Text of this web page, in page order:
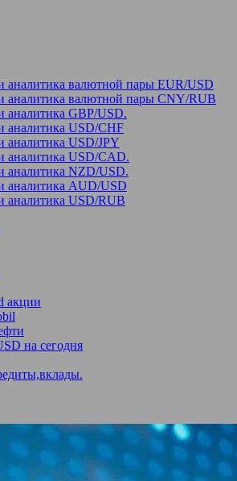
аналитика валютной пары EUR/USD
аналитика валютной пары CNY/RUB
аналитика GBP/USD.
аналитика USD/CHF
аналитика USD/JPY
аналитика USD/CAD.
аналитика NZD/USD.
аналитика AUD/USD
аналитика USD/RUB
акции
на сегодня